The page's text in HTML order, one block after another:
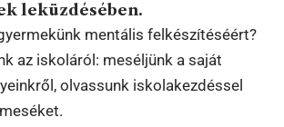
leküzdésében.
mentális felkészítéséért?
az iskoláról: meséljünk a saját
olvassunk iskolakezdéssel